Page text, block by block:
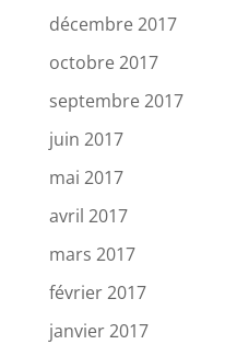
décembre 2017
octobre 2017
septembre 2017
juin 2017
mai 2017
avril 2017
mars 2017
février 2017
janvier 2017